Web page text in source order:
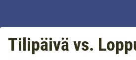
Tilipäivä vs.